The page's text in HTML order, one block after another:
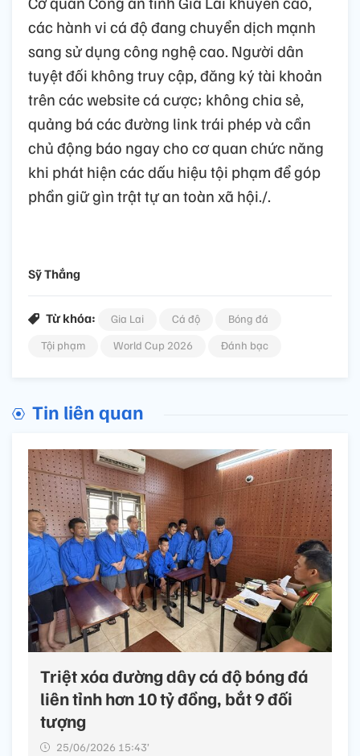
các hành vi cá độ đang chuyển dịch mạnh
sang sử dụng công nghệ cao. Người dân
tuyệt đối không truy cập, đăng ký tài khoản
trên các website cá cược; không chia sẻ,
quảng bá các đường link trái phép và cần
chủ động báo ngay cho cơ quan chức năng
khi phát hiện các dấu hiệu tội phạm để góp
phần giữ gìn trật tự an toàn xã hội./.
Sỹ Thắng
Từ khóa: Gia Lai Cá độ
Bóng đá
Tội phạm
World Cup 2026 Đánh bạc
Tin liên quan
Triệt xóa đường dây cá độ bóng đá
liên tỉnh hơn 10 tỷ đồng, bắt 9 đối
tượng
25/06/2026 15:43’